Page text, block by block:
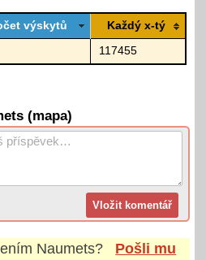
výskytů Každý x-tý
117455
(mapa)
Naumets?
Pošli mu